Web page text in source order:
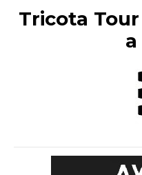
Tricota
a